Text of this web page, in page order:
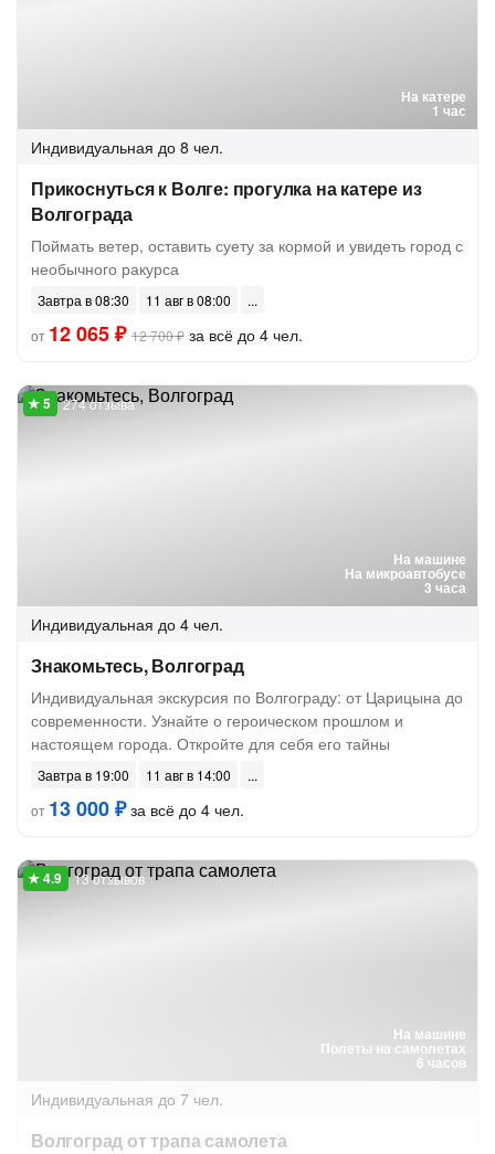
На катере
1 час
Индивидуальная до 8 чел.
Прикоснуться к Волге: прогулка на катере из
Волгограда
Поймать ветер, оставить суету за кормой и увидеть город с
необычного ракурса
Завтра в 08:30
11 авг в 08:00
от 12 065 ₽ 12 700 ₽ за всё до 4 чел.
На машине
На микроавтобусе
3 часа
274 отзыва
Индивидуальная до 4 чел.
Знакомьтесь, Волгоград
Индивидуальная экскурсия по Волгограду: от Царицына до
современности. Узнайте о героическом прошлом и
настоящем города. Откройте для себя его тайны
Завтра в 19:00
11 авг в 14:00
от 13 000 ₽за всё до 4 чел.
На машине
Полеты на самолетах
6 часов
13 отзывов
Индивидуальная до 7 чел.
Волгоград от трапа самолета